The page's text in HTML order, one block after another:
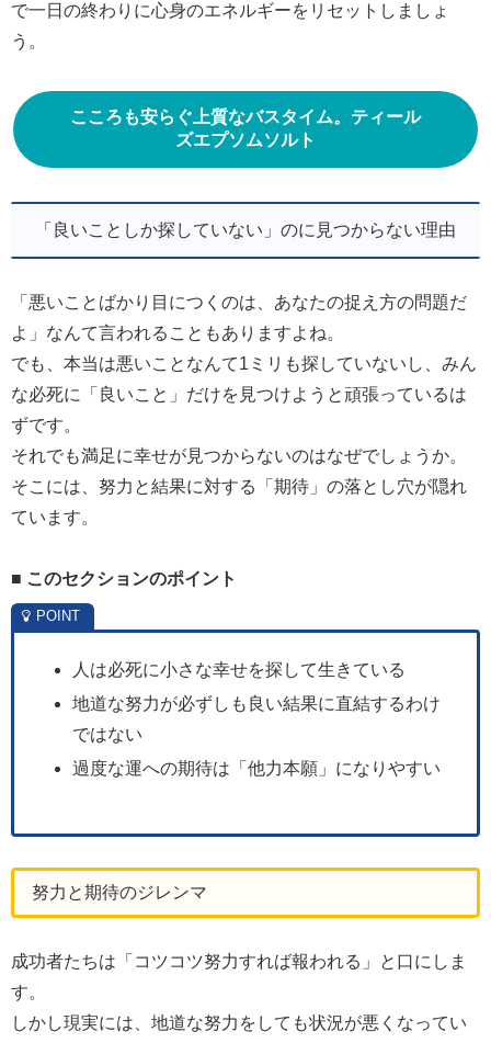
で一日の終わりに心身のエネルギーをリセットしましょ
う。
こころも安らぐ上質なバスタイム。ティール
ズエプソムソルト
「良いことしか探していない」のに見つからない理由
「悪いことばかり目につくのは、あなたの捉え方の問題だ
よ」なんて言われることもありますよね。
でも、本当は悪いことなんて1ミリも探していないし、みん
な必死に「良いこと」だけを見つけようと頑張っているは
ずです。
それでも満足に幸せが見つからないのはなぜでしょうか。
そこには、努力と結果に対する「期待」の落とし穴が隠れ
ています。
■ このセクションのポイント
人は必死に小さな幸せを探して生きている
地道な努力が必ずしも良い結果に直結するわけ
ではない
過度な運への期待は「他力本願」になりやすい
努力と期待のジレンマ
成功者たちは「コツコツ努力すれば報われる」と口にしま
す。
しかし現実には、地道な努力をしても状況が悪くなってい